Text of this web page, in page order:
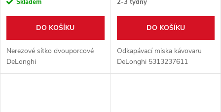
DO KOŠÍKU
Nerezové sítko dvouporcové
DeLonghi
DO KOŠÍKU
Odkapávací miska kávovaru
DeLonghi 5313237611